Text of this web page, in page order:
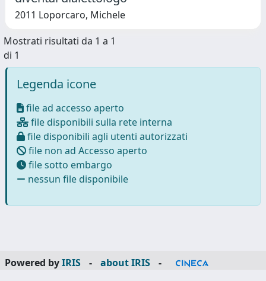
2011 Loporcaro, Michele
Mostrati risultati da 1 a 1
di 1
Legenda icone
file ad accesso aperto
file disponibili sulla rete interna
file disponibili agli utenti autorizzati
file non ad Accesso aperto
file sotto embargo
nessun file disponibile
Powered byIRIS - about IRIS
-